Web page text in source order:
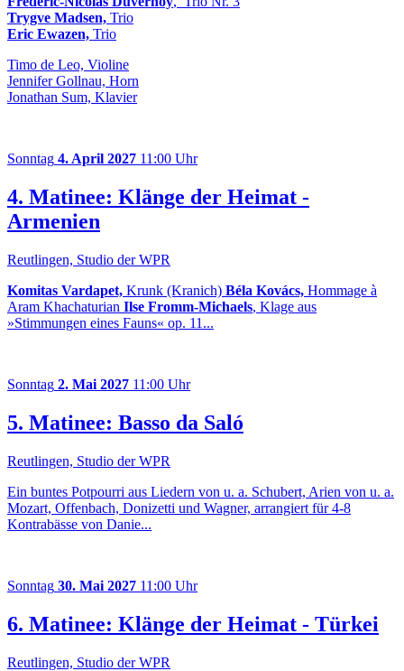
Trygve Madsen, Trio
Eric Ewazen, Trio
Timo de Leo, Violine
Jennifer Gollnau, Horn
Jonathan Sum, Klavier
Sonntag 4. April 2027 11:00 Uhr
4. Matinee: Klänge der Heimat -
Armenien
Reutlingen, Studio der WPR
Komitas Vardapet, Krunk (Kranich) Béla Kovács, Hommage à
Aram Khachaturian Ilse Fromm-Michaels, Klage aus
»Stimmungen eines Fauns« op. 11...
Sonntag 2. Mai 2027 11:00 Uhr
5. Matinee: Basso da Saló
Reutlingen, Studio der WPR
Ein buntes Potpourri aus Liedern von u. a. Schubert, Arien von u. a.
Mozart, Offenbach, Donizetti und Wagner, arrangiert für 4-8
Kontrabässe von Danie...
Sonntag 30. Mai 2027 11:00 Uhr
6. Matinee: Klänge der Heimat - Türkei
Reutlingen, Studio der WPR